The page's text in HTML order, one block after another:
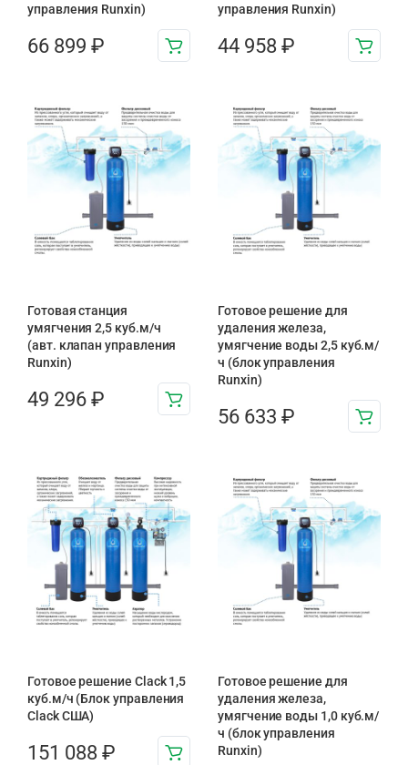
управления Runxin)
66 899 ₽
управления Runxin)
44 958 ₽
Готовая станция
умягчения 2,5 куб.м/ч
(авт. клапан управления
Runxin)
49 296 ₽
Готовое решение для
удаления железа,
умягчение воды 2,5 куб.м/
ч (блок управления
Runxin)
56 633 ₽
Готовое решение Clack 1,5
куб.м/ч (Блок управления
Clack США)
151 088 ₽
Готовое решение для
удаления железа,
умягчение воды 1,0 куб.м/
ч (блок управления
Runxin)